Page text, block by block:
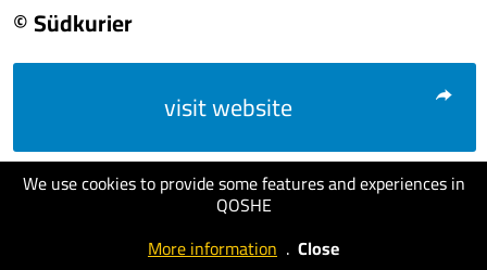
We use cookies to provide some features and experiences in
QOSHE
More information . Close
© Südkurier
visit website